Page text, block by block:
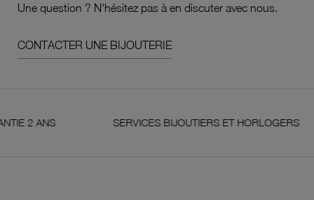
Une question ? N'hésitez pas à en discuter avec nous.
CONTACTER UNE BIJOUTERIE
ANS SERVICES BIJOUTIERS ET HORLOGERS